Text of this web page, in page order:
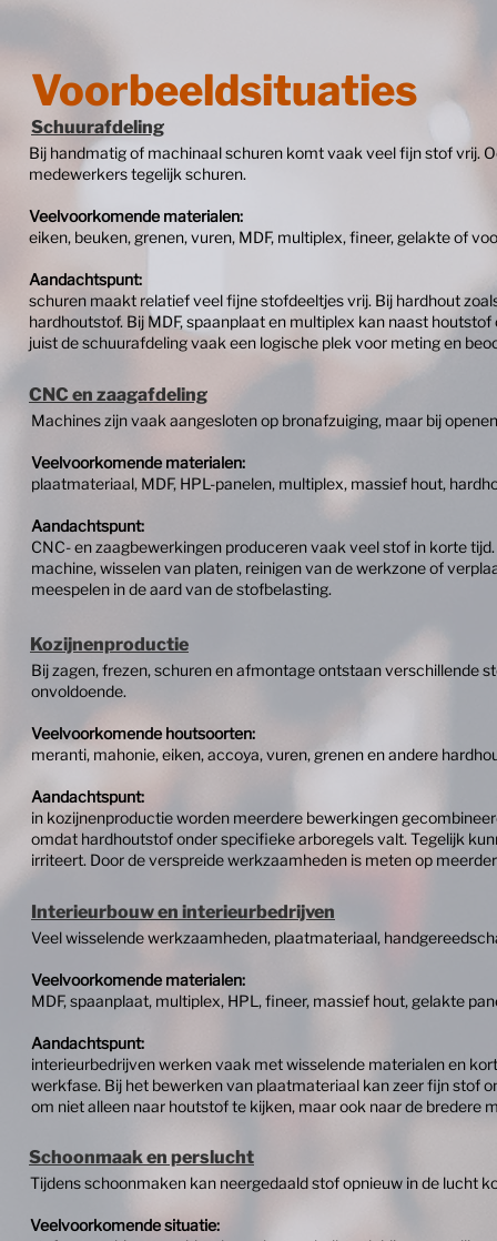
Voorbeeldsituaties
Schuurafdeling
Bij handmatig of machinaal schuren komt vaak veel fijn stof vrij.
medewerkers tegelijk schuren.
Veelvoorkomende materialen:
eiken, beuken, grenen, vuren, MDF, multiplex, fineer, gelakte of
Aandachtspunt:
schuren maakt relatief veel fijne stofdeeltjes vrij. Bij hardhout
hardhoutstof. Bij MDF, spaanplaat en multiplex kan naast
juist de schuurafdeling vaak een logische plek voor meting en
CNC en zaagafdeling
Machines zijn vaak aangesloten op bronafzuiging, maar bij
Veelvoorkomende materialen:
plaatmateriaal, MDF, HPL-panelen, multiplex, massief hout,
Aandachtspunt:
CNC- en zaagbewerkingen produceren vaak veel stof in korte
machine, wisselen van platen, reinigen van de werkzone of
meespelen in de aard van de stofbelasting.
Kozijnenproductie
Bij zagen, frezen, schuren en afmontage ontstaan verschillende
onvoldoende.
Veelvoorkomende houtsoorten:
meranti, mahonie, eiken, accoya, vuren, grenen en andere
Aandachtspunt:
in kozijnenproductie worden meerdere bewerkingen
omdat hardhoutstof onder specifieke arboregels valt. Tegelijk
irriteert. Door de verspreide werkzaamheden is meten op
Interieurbouw en interieurbedrijven
Veel wisselende werkzaamheden, plaatmateriaal,
Veelvoorkomende materialen:
MDF, spaanplaat, multiplex, HPL, fineer, massief hout, gelakte
Aandachtspunt:
interieurbedrijven werken vaak met wisselende materialen en
werkfase. Bij het bewerken van plaatmateriaal kan zeer fijn stof
om niet alleen naar houtstof te kijken, maar ook naar de bredere
Schoonmaak en perslucht
Tijdens schoonmaken kan neergedaald stof opnieuw in de lucht
Veelvoorkomende situatie: